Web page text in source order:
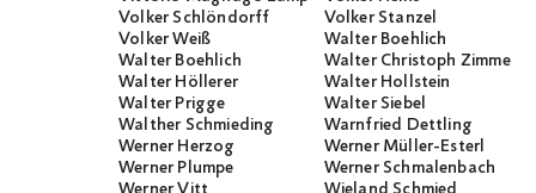
Volker Schlöndorff
Volker Stanzel
Volker Weiß
Walter Boehlich
Walter Boehlich
Walter Christoph Zimmerli
Walter Höllerer
Walter Hollstein
Walter Prigge
Walter Siebel
Walther Schmieding
Warnfried Dettling
Werner Herzog
Werner Müller-Esterl
Werner Plumpe
Werner Schmalenbach